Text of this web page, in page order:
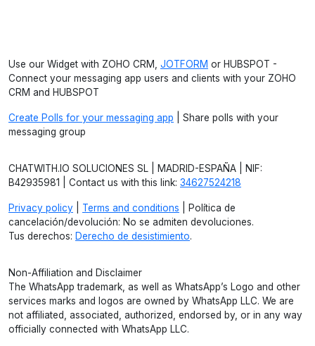
Use our Widget with ZOHO CRM, JOTFORM or HUBSPOT -
Connect your messaging app users and clients with your ZOHO
CRM and HUBSPOT
Create Polls for your messaging app | Share polls with your
messaging group
CHATWITH.IO SOLUCIONES SL | MADRID-ESPAÑA | NIF:
B42935981 | Contact us with this link: 34627524218
Privacy policy Terms and conditions | Política de
cancelación/devolución: No se admiten devoluciones.
Tus derechos: Derecho de desistimiento.
Non-Affiliation and Disclaimer
The WhatsApp trademark, as well as WhatsApp’s Logo and other
services marks and logos are owned by WhatsApp LLC. We are
not affiliated, associated, authorized, endorsed by, or in any way
officially connected with WhatsApp LLC.